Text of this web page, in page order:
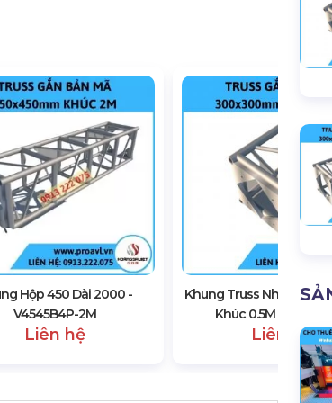
Hộp 450 Dài 2000 -
V4545B4P-2M
Liên hệ
Khung Truss Nhôm
Khúc 0.5M -
Liên hệ